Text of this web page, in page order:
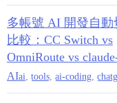
多帳號 AI 開發自動
比較：CC Switch vs
OmniRoute vs
AIai tools ai-coding